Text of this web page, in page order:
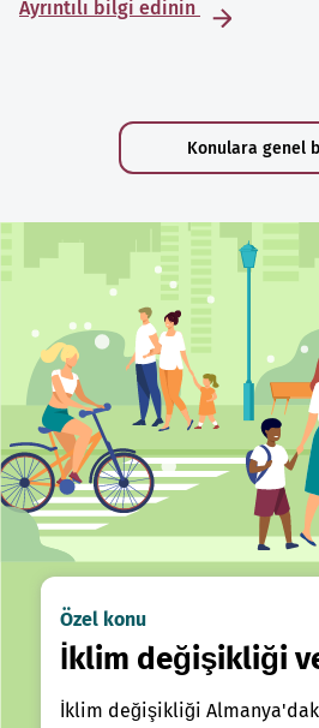
Ayrıntılı bilgi edinin
Konulara genel
Özel konu
İklim değişikliği
İklim değişikliği